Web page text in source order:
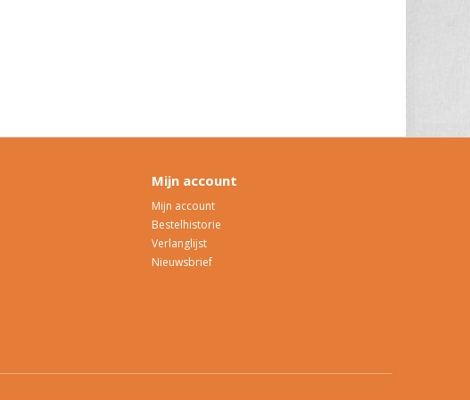
Mijn account
Mijn account
Bestelhistorie
Verlanglijst
Nieuwsbrief